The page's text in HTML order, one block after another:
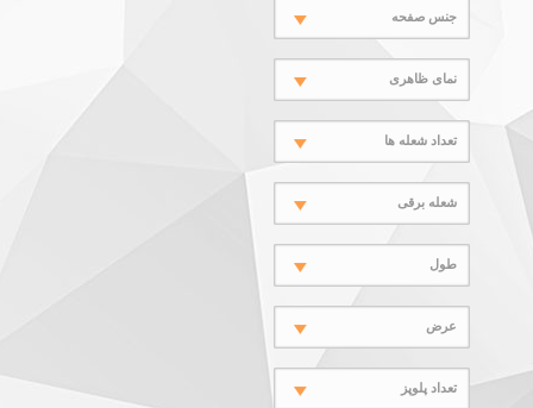
جنس صفحه
نمای ظاهری
تعداد شعله ها
شعله برقی
طول
عرض
تعداد پلوپز